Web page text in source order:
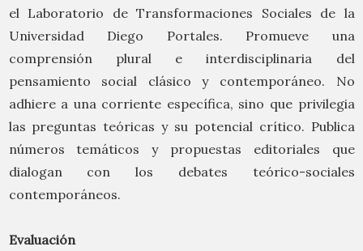
el Laboratorio de Transformaciones Sociales de la
Universidad Diego Portales. Promueve una
comprensión plural e interdisciplinaria del
pensamiento social clásico y contemporáneo. No
adhiere a una corriente específica, sino que privilegia
las preguntas teóricas y su potencial crítico. Publica
números temáticos y propuestas editoriales que
dialogan con los debates teórico-sociales
contemporáneos.
Evaluación